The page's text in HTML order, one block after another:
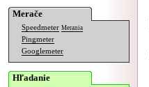
Merače
Speedmeter Merania
Pingmeter
Googlemeter
Hľadanie